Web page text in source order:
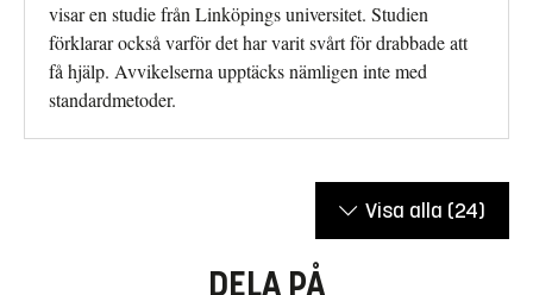
visar en studie från Linköpings universitet. Studien
förklarar också varför det har varit svårt för drabbade att
få hjälp. Avvikelserna upptäcks nämligen inte med
standardmetoder.
Visa alla (24)
DELA PÅ